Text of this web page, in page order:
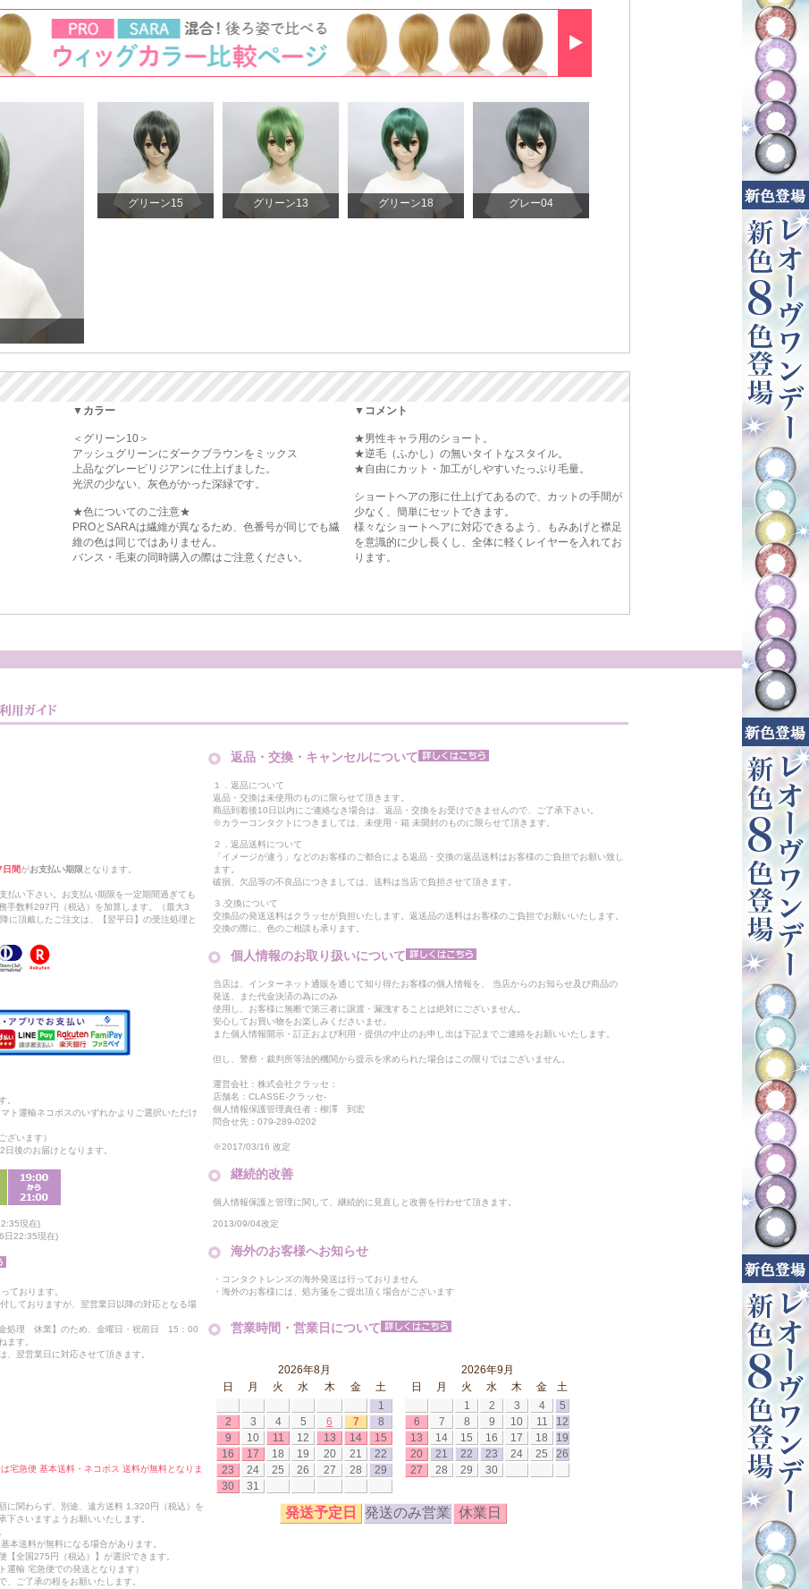
グリーン15 グリーン13 グリーン18 グレー04
▼カラー
＜グリーン10＞
アッシュグリーンにダークブラウンをミックス
上品なグレービリジアンに仕上げました。
光沢の少ない、灰色がかった深緑です。
★色についてのご注意★
PROとSARAは繊維が異なるため、色番号が同じでも繊
維の色は同じではありません。
バンス・毛束の同時購入の際はご注意ください。
▼コメント
★男性キャラ用のショート。
★逆毛（ふかし）の無いタイトなスタイル。
★自由にカット・加工がしやすいたっぷり毛量。
ショートヘアの形に仕上げてあるので、カットの手間が
少なく、簡単にセットできます。
様々なショートヘアに対応できるよう、もみあげと襟足
を意識的に少し長くし、全体に軽くレイヤーを入れてお
ります。
日間がお支払い期限 となります。
い下さい。お支払い期限を一定期間過ぎても
手数料297円（税込）を加算します。（最大3
頂戴したご注文は、【翌平日】の受注処理と
。
ト運輸ネコポスのいずれかよりご選択いただけ
ざいます）
後のお届けとなります。
現在)
日22:35現在)
ております。
しておりますが、翌営業日以降の対応となる場
処理 休業】のため、金曜日・祝前日 15：00
ます。
、翌営業日に対応させて頂きます。
宅急便 基本送料・ネコポス 送料が無料となりま
に関わらず、別途、遠方送料 1,320円（税込）を
下さいますようお願いいたします。
本送料が無料になる場合があります。
全国275円（税込）】が選択できます。
運輸 宅急便での発送となります）
ご了承の程をお願いたします。
返品・交換・キャンセルについて
１．返品について
返品・交換は未使用のものに限らせて頂きます。
商品到着後10日以内にご連絡なき場合は、返品・交換をお受けできませんので、ご了承下さい。
※カラーコンタクトにつきましては、未使用・箱 未開封のものに限らせて頂きます。
２．返品送料について
「イメージが違う」などのお客様のご都合による返品・交換の返品送料はお客様のご負担でお願い致し
ます。
破損、欠品等の不良品につきましては、送料は当店で負担させて頂きます。
３.交換について
交換品の発送送料はクラッセが負担いたします。返送品の送料はお客様のご負担でお願いいたします。
交換の際に、色のご相談も承ります。
個人情報のお取り扱いについて
当店は、インターネット通販を通じて知り得たお客様の個人情報を、 当店からのお知らせ及び商品の
発送、また代金決済の為にのみ
使用し、お客様に無断で第三者に譲渡・漏洩することは絶対にございません。
安心してお買い物をお楽しみくださいませ。
また個人情報開示・訂正および利用・提供の中止のお申し出は下記までご連絡をお願いいたします。
但し、警察・裁判所等法的機関から提示を求められた場合はこの限りではございません。
運営会社：株式会社クラッセ：
店舗名：CLASSE-クラッセ-
個人情報保護管理責任者：柳澤 到宏
問合せ先：079-289-0202
※2017/03/16 改定
継続的改善
個人情報保護と管理に関して、継続的に見直しと改善を行わせて頂きます。
2013/09/04改定
海外のお客様へお知らせ
・コンタクトレンズの海外発送は行っておりません
・海外のお客様には、処方箋をご提出頂く場合がございます
営業時間・営業日について
2026年8月
日
月 火 水 木 金
土
1
2
3 4 5 6 7
8
9
10 11 12 13 14
15
16
17 18 19 20 21
22
23
24 25 26 27 28
29
30
31
2026年9月
日
月 火 水 木 金
土
1
2 3 4
5
6
7 8 9 10 11
12
13
14 15 16 17 18
19
20
21 22 23 24 25
26
27
28 29 30
発送予定日 発送のみ営業 休業日